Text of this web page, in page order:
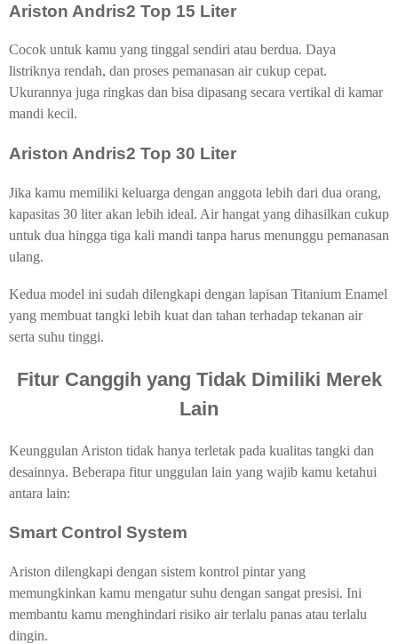
Ariston Andris2 Top 15 Liter
Cocok untuk kamu yang tinggal sendiri atau berdua. Daya
listriknya rendah, dan proses pemanasan air cukup cepat.
Ukurannya juga ringkas dan bisa dipasang secara vertikal di kamar
mandi kecil.
Ariston Andris2 Top 30 Liter
Jika kamu memiliki keluarga dengan anggota lebih dari dua orang,
kapasitas 30 liter akan lebih ideal. Air hangat yang dihasilkan cukup
untuk dua hingga tiga kali mandi tanpa harus menunggu pemanasan
ulang.
Kedua model ini sudah dilengkapi dengan lapisan Titanium Enamel
yang membuat tangki lebih kuat dan tahan terhadap tekanan air
serta suhu tinggi.
Fitur Canggih yang Tidak Dimiliki Merek
Lain
Keunggulan Ariston tidak hanya terletak pada kualitas tangki dan
desainnya. Beberapa fitur unggulan lain yang wajib kamu ketahui
antara lain:
Smart Control System
Ariston dilengkapi dengan sistem kontrol pintar yang
memungkinkan kamu mengatur suhu dengan sangat presisi. Ini
membantu kamu menghindari risiko air terlalu panas atau terlalu
dingin.